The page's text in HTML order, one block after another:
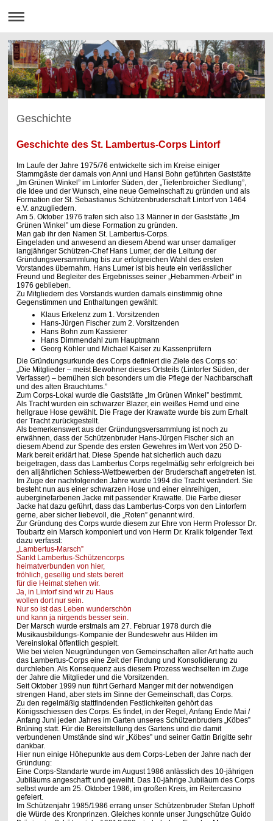
Geschichte
Geschichte des St. Lambertus-Corps Lintorf
Im Laufe der Jahre 1975/76 entwickelte sich im Kreise einiger
Stammgäste der damals von Anni und Hansi Bohn geführten Gaststätte
„Im Grünen Winkel” im Lintorfer Süden, der „Tiefenbroicher Siedlung”,
die Idee und der Wunsch, eine neue Gemeinschaft zu gründen und als
Formation der St. Sebastianus Schützenbruderschaft Lintorf von 1464
e.V. anzugliedern.
Am 5. Oktober 1976 trafen sich also 13 Männer in der Gaststätte „Im
Grünen Winkel” um diese Formation zu gründen.
Man gab ihr den Namen St. Lambertus-Corps.
Eingeladen und anwesend an diesem Abend war unser damaliger
langjähriger Schützen-Chef Hans Lumer, der die Leitung der
Gründungsversammlung bis zur erfolgreichen Wahl des ersten
Vorstandes übernahm. Hans Lumer ist bis heute ein verlässlicher
Freund und Begleiter des Ergebnisses seiner „Hebammen-Arbeit” in
1976 geblieben.
Zu Mitgliedern des Vorstands wurden damals einstimmig ohne
Gegenstimmen und Enthaltungen gewählt:
Klaus Erkelenz zum 1. Vorsitzenden
Hans-Jürgen Fischer zum 2. Vorsitzenden
Hans Bohn zum Kassierer
Hans Dimmendahl zum Hauptmann
Georg Köhler und Michael Kaiser zu Kassenprüfern
Die Gründungsurkunde des Corps definiert die Ziele des Corps so:
„Die Mitglieder – meist Bewohner dieses Ortsteils (Lintorfer Süden, der
Verfasser) – bemühen sich besonders um die Pflege der Nachbarschaft
und des alten Brauchtums.”
Zum Corps-Lokal wurde die Gaststätte „Im Grünen Winkel” bestimmt.
Als Tracht wurden ein schwarzer Blazer, ein weißes Hemd und eine
hellgraue Hose gewählt. Die Frage der Krawatte wurde bis zum Erhalt
der Tracht zurückgestellt.
Als bemerkenswert aus der Gründungsversammlung ist noch zu
erwähnen, dass der Schützenbruder Hans-Jürgen Fischer sich an
diesem Abend zur Spende des ersten Gewehres im Wert von 250 D-
Mark bereit erklärt hat. Diese Spende hat sicherlich auch dazu
beigetragen, dass das Lambertus Corps regelmäßig sehr erfolgreich bei
den alljährlichen Schiess-Wettbewerben der Bruderschaft angetreten ist.
Im Zuge der nachfolgenden Jahre wurde 1994 die Tracht verändert. Sie
besteht nun aus einer schwarzen Hose und einer einreihigen,
auberginefarbenen Jacke mit passender Krawatte. Die Farbe dieser
Jacke hat dazu geführt, dass das Lambertus-Corps von den Lintorfern
gerne, aber sicher liebevoll, die „Roten” genannt wird.
Zur Gründung des Corps wurde diesem zur Ehre von Herrn Professor Dr.
Toubartz ein Marsch komponiert und von Herrn Dr. Kralik folgender Text
dazu verfasst:
„Lambertus-Marsch”
Sankt Lambertus-Schützencorps
heimatverbunden von hier,
fröhlich, gesellig und stets bereit
für die Heimat stehen wir.
Ja, in Lintorf sind wir zu Haus
wollen dort nur sein.
Nur so ist das Leben wunderschön
und kann ja nirgends besser sein.
Der Marsch wurde erstmals am 27. Februar 1978 durch die
Musikausbildungs-Kompanie der Bundeswehr aus Hilden im
Vereinslokal öffentlich gespielt.
Wie bei vielen Neugründungen von Gemeinschaften aller Art hatte auch
das Lambertus-Corps eine Zeit der Findung und Konsolidierung zu
durchleben. Als Konsequenz aus diesem Prozess wechselten im Zuge
der Jahre die Mitglieder und die Vorsitzenden.
Seit Oktober 1999 nun führt Gerhard Manger mit der notwendigen
strengen Hand, aber stets im Sinne der Gemeinschaft, das Corps.
Zu den regelmäßig stattfindenden Festlichkeiten gehört das
Königsschiessen des Corps. Es findet, in der Regel, Anfang Ende Mai /
Anfang Juni jeden Jahres im Garten unseres Schützenbruders „Köbes”
Brüning statt. Für die Bereitstellung des Gartens und die damit
verbundenen Umstände sind wir „Köbes” und seiner Gattin Brigitte sehr
dankbar.
Hier nun einige Höhepunkte aus dem Corps-Leben der Jahre nach der
Gründung:
Eine Corps-Standarte wurde im August 1986 anlässlich des 10-jährigen
Jubiläums angeschafft und geweiht. Das 10-jährige Jubiläum des Corps
selbst wurde am 25. Oktober 1986, im großen Kreis, im Reitercasino
gefeiert.
Im Schützenjahr 1985/1986 errang unser Schützenbruder Stefan Uphoff
die Würde des Kronprinzen. Gleiches konnte unser Jungschütze Guido